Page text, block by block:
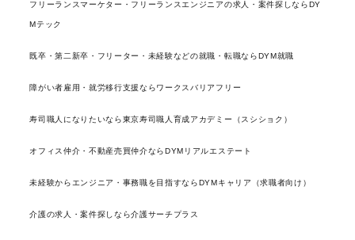
フリーランスマーケター・フリーランスエンジニアの求人・案件探しならDY
Mテック
既卒・第二新卒・フリーター・未経験などの就職・転職ならDYM就職
障がい者雇用・就労移行支援ならワークスバリアフリー
寿司職人になりたいなら東京寿司職人育成アカデミー（スシショク）
オフィス仲介・不動産売買仲介ならDYMリアルエステート
未経験からエンジニア・事務職を目指すならDYMキャリア（求職者向け）
介護の求人・案件探しなら介護サーチプラス